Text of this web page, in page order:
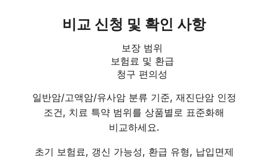
비교 신청 및 확인 사항
보장 범위
보험료 및 환급
청구 편의성
일반암/고액암/유사암 분류 기준, 재진단암 인정
조건, 치료 특약 범위를 상품별로 표준화해
비교하세요.
초기 보험료, 갱신 가능성, 환급 유형, 납입면제